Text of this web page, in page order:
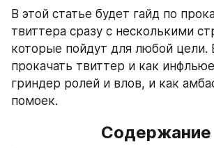
В этой статье будет гайд по
твиттера сразу с несколькими
которые пойдут для любой
прокачать твиттер и как
гриндер ролей и влов, и как
помоек.
Содержание